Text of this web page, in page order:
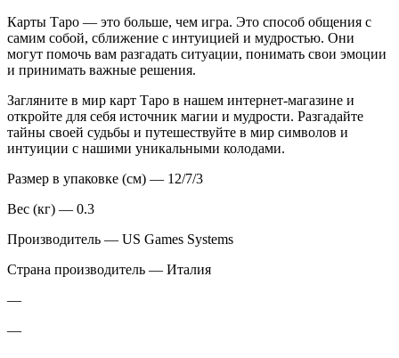
Карты Таро — это больше, чем игра. Это способ общения с
самим собой, сближение с интуицией и мудростью. Они
могут помочь вам разгадать ситуации, понимать свои эмоции
и принимать важные решения.
Загляните в мир карт Таро в нашем интернет-магазине и
откройте для себя источник магии и мудрости. Разгадайте
тайны своей судьбы и путешествуйте в мир символов и
интуиции с нашими уникальными колодами.
Размер в упаковке (см) — 12/7/3
Вес (кг) — 0.3
Производитель — US Games Systems
Страна производитель — Италия
—
—